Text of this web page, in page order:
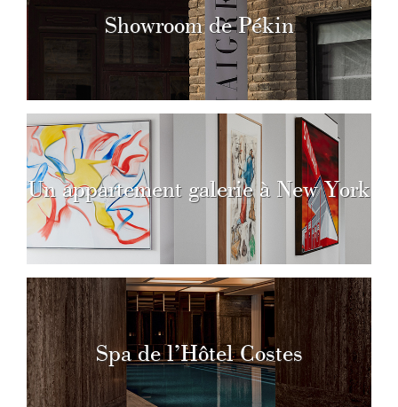
Showroom de Pékin
Un appartement galerie à New York
Spa de l’Hôtel Costes